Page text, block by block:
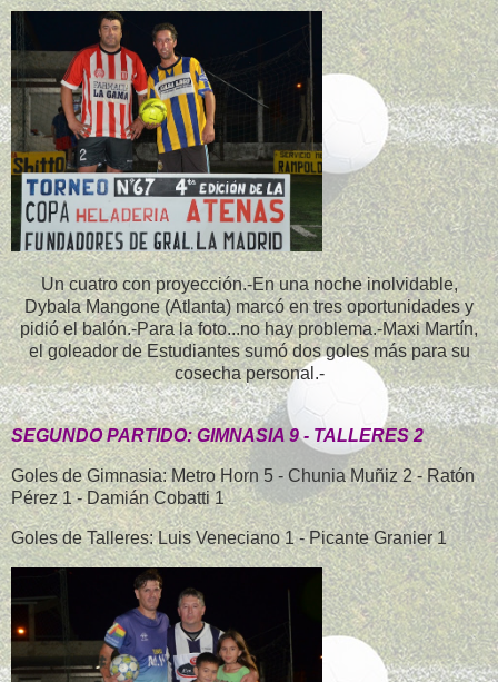
Un cuatro con proyección.-En una noche inolvidable,
Dybala Mangone (Atlanta) marcó en tres oportunidades y
pidió el balón.-Para la foto...no hay problema.-Maxi Martín,
el goleador de Estudiantes sumó dos goles más para su
cosecha personal.-
SEGUNDO PARTIDO: GIMNASIA 9 - TALLERES 2
Goles de Gimnasia: Metro Horn 5 - Chunia Muñiz 2 - Ratón
Pérez 1 - Damián Cobatti 1
Goles de Talleres: Luis Veneciano 1 - Picante Granier 1